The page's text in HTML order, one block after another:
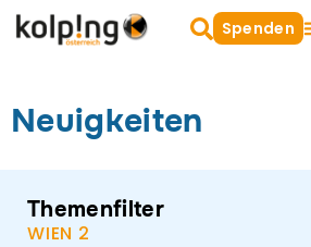
Zum
Inhalt
Suche
oeffnen
Spenden
Neuigkeiten
Themenfilter
WIEN 2